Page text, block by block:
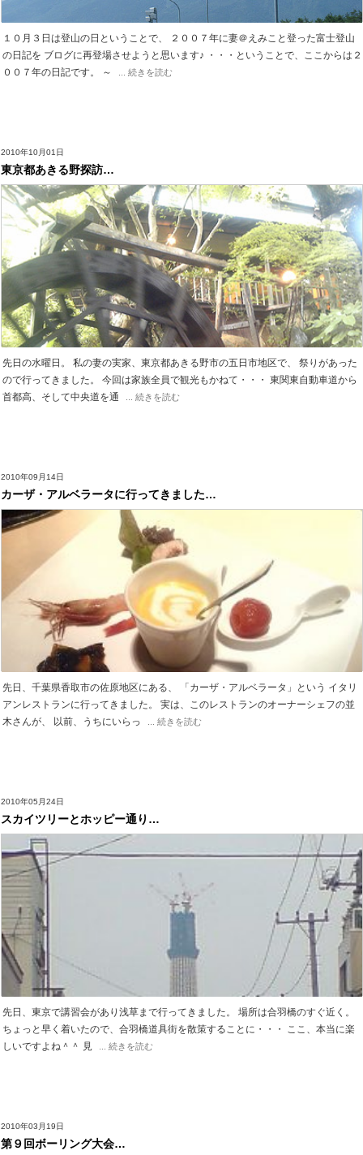
１０月３日は登山の日ということで、 ２００７年に妻＠えみこと登った富士登山
の日記を ブログに再登場させようと思います♪ ・・・ということで、ここからは２
００７年の日記です。 ～
... 続きを読む
2010年10月01日
東京都あきる野探訪…
先日の水曜日。 私の妻の実家、東京都あきる野市の五日市地区で、 祭りがあった
ので行ってきました。 今回は家族全員で観光もかねて・・・ 東関東自動車道から
首都高、そして中央道を通
... 続きを読む
2010年09月14日
カーザ・アルベラータに行ってきました…
先日、千葉県香取市の佐原地区にある、 「カーザ・アルベラータ」という イタリ
アンレストランに行ってきました。 実は、このレストランのオーナーシェフの並
木さんが、 以前、うちにいらっ
... 続きを読む
2010年05月24日
スカイツリーとホッピー通り…
先日、東京で講習会があり浅草まで行ってきました。 場所は合羽橋のすぐ近く。
ちょっと早く着いたので、合羽橋道具街を散策することに・・・ ここ、本当に楽
しいですよね＾＾ 見
... 続きを読む
2010年03月19日
第９回ボーリング大会…